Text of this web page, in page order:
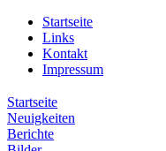
Startseite
Links
Kontakt
Impressum
Startseite
Neuigkeiten
Berichte